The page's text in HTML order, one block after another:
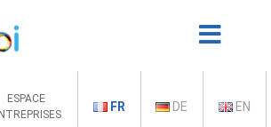
ESPACE
FR DE EN